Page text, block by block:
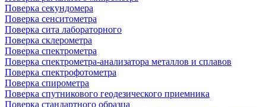
Поверка секундомера
Поверка сенситометра
Поверка сита лабораторного
Поверка склерометра
Поверка спектрометра
Поверка спектрометра-анализатора металлов и сплавов
Поверка спектрофотометра
Поверка спирометра
Поверка спутникового геодезического приемника
Поверка стандартного образца